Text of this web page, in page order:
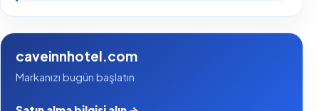
caveinnhotel.com
Markanızı bugün başlatın